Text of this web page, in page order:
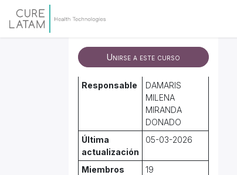
Unirse a este curso
Responsable
DAMARIS
MILENA
MIRANDA
DONADO
Última
actualización
05-03-2026
Miembros 19